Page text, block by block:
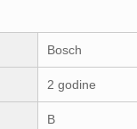
Bosch
2 godine
B